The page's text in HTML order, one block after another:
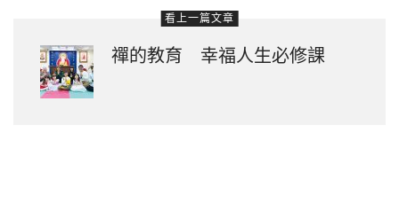
看上一篇文章
禪的教育 幸福人生必修課